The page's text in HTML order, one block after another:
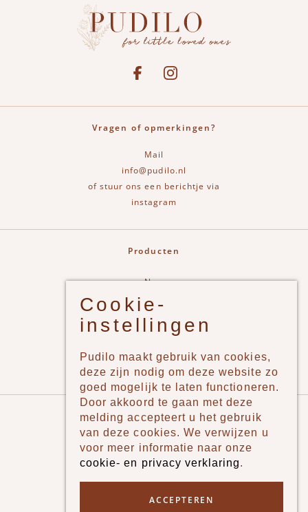
See our FacebookBekijk onze Instagram pagina
Vragen of opmerkingen?
Mail
info@pudilo.nl
of stuur ons een berichtje via
instagram
Producten
New
Jongens
Meisjes
Merken
Pudilo
Over ons
Algemene voorwaarden
Cookie-
instellingen
Pudilo maakt gebruik van cookies,
deze zijn nodig om deze website zo
goed mogelijk te laten functioneren.
Door akkoord te gaan met deze
melding accepteert u het gebruik
van deze cookies. We verwijzen u
voor meer informatie naar onze
cookie- en privacy verklaring.
ACCEPTEREN